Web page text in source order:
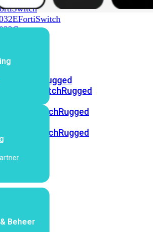
FortiSwitch
FortiSwitchRugged
FortiSwitchRugged
FortiSwitchRugged
Beheer